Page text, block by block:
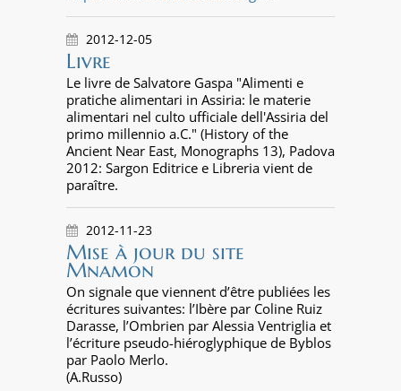
2012-12-05
Livre
Le livre de Salvatore Gaspa "Alimenti e
pratiche alimentari in Assiria: le materie
alimentari nel culto ufficiale dell'Assiria del
primo millennio a.C." (History of the
Ancient Near East, Monographs 13), Padova
2012: Sargon Editrice e Libreria vient de
paraître.
2012-11-23
Mise à jour du site
Mnamon
On signale que viennent d’être publiées les
écritures suivantes: l’Ibère par Coline Ruiz
Darasse, l’Ombrien par Alessia Ventriglia et
l’écriture pseudo-hiéroglyphique de Byblos
par Paolo Merlo.
(A.Russo)